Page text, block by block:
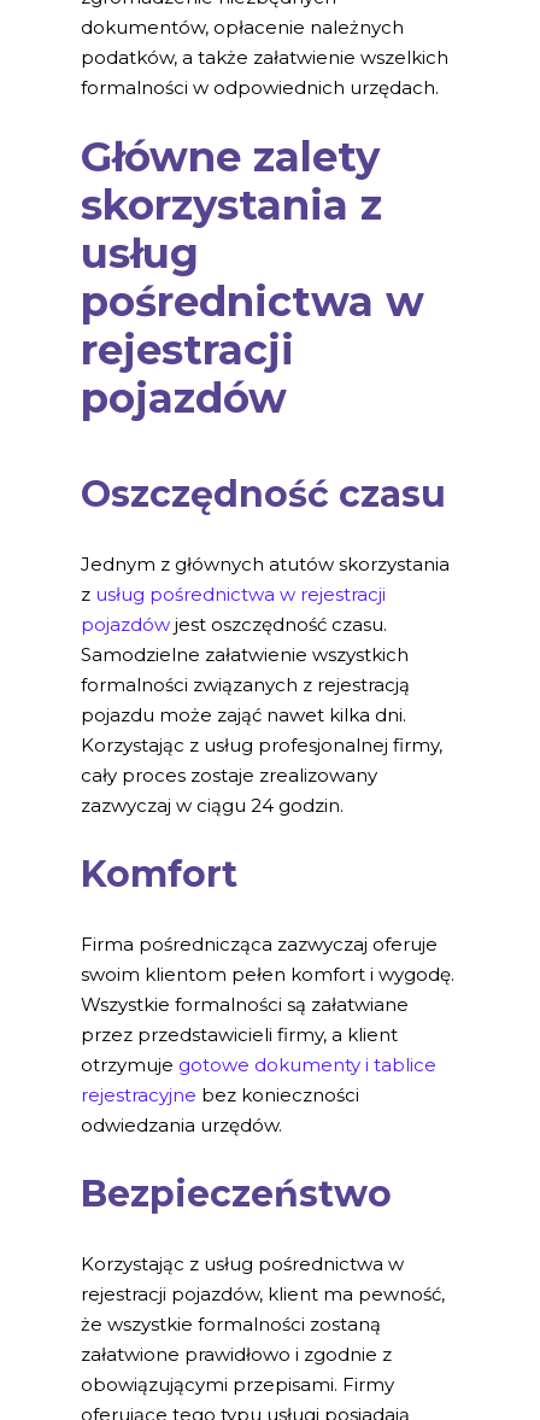
dokumentów, opłacenie należnych
podatków, a także załatwienie wszelkich
formalności w odpowiednich urzędach.
Główne zalety
skorzystania z
usług
pośrednictwa w
rejestracji
pojazdów
Oszczędność czasu
Jednym z głównych atutów skorzystania
z usług pośrednictwa w rejestracji
pojazdów jest oszczędność czasu.
Samodzielne załatwienie wszystkich
formalności związanych z rejestracją
pojazdu może zająć nawet kilka dni.
Korzystając z usług profesjonalnej firmy,
cały proces zostaje zrealizowany
zazwyczaj w ciągu 24 godzin.
Komfort
Firma pośrednicząca zazwyczaj oferuje
swoim klientom pełen komfort i wygodę.
Wszystkie formalności są załatwiane
przez przedstawicieli firmy, a klient
otrzymuje gotowe dokumenty i tablice
rejestracyjne bez konieczności
odwiedzania urzędów.
Bezpieczeństwo
Korzystając z usług pośrednictwa w
rejestracji pojazdów, klient ma pewność,
że wszystkie formalności zostaną
załatwione prawidłowo i zgodnie z
obowiązującymi przepisami. Firmy
oferujące tego typu usługi posiadają